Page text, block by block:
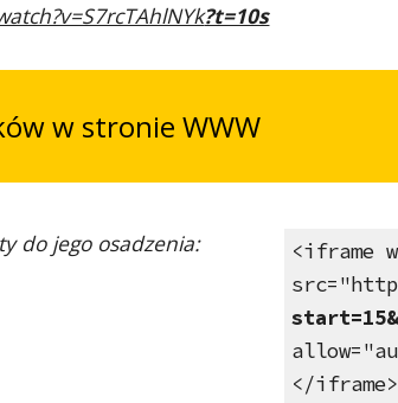
?t=10s
w stronie WWW
do jego osadzenia:
<iframe
</iframe>